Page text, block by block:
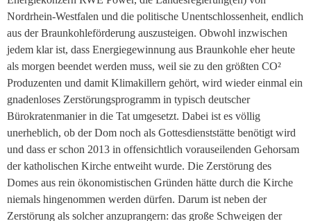
Nordrhein-Westfalen und die politische Unentschlossenheit, endlich
aus der Braunkohleförderung auszusteigen. Obwohl inzwischen
jedem klar ist, dass Energiegewinnung aus Braunkohle eher heute
als morgen beendet werden muss, weil sie zu den größten CO²
Produzenten und damit Klimakillern gehört, wird wieder einmal ein
gnadenloses Zerstörungsprogramm in typisch deutscher
Bürokratenmanier in die Tat umgesetzt. Dabei ist es völlig
unerheblich, ob der Dom noch als Gottesdienststätte benötigt wird
und dass er schon 2013 in offensichtlich vorauseilenden Gehorsam
der katholischen Kirche entweiht wurde. Die Zerstörung des
Domes aus rein ökonomistischen Gründen hätte durch die Kirche
niemals hingenommen werden dürfen. Darum ist neben der
Zerstörung als solcher anzuprangern: das große Schweigen der